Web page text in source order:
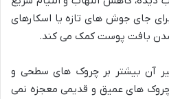
جای جوش های تازه یا اسکارهای
بافت پوست کمک می کند.
آن بیشتر بر چروک های سطحی و
های عمیق و قدیمی معجزه نمی